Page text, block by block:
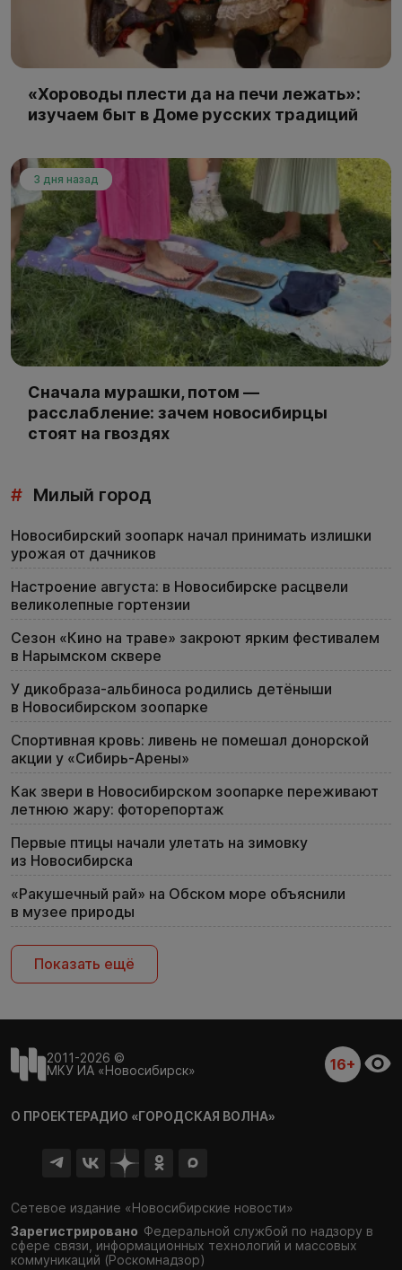
«Хороводы плести да на печи лежать»:
изучаем быт в Доме русских традиций
3 дня назад
Сначала мурашки, потом —
расслабление: зачем новосибирцы
стоят на гвоздях
# Милый город
Новосибирский зоопарк начал принимать излишки
урожая от дачников
Настроение августа: в Новосибирске расцвели
великолепные гортензии
Сезон «Кино на траве» закроют ярким фестивалем
в Нарымском сквере
У дикобраза-альбиноса родились детёныши
в Новосибирском зоопарке
Спортивная кровь: ливень не помешал донорской
акции у «Сибирь-Арены»
Как звери в Новосибирском зоопарке переживают
летнюю жару: фоторепортаж
Первые птицы начали улетать на зимовку
из Новосибирска
«Ракушечный рай» на Обском море объяснили
в музее природы
Показать ещё
2011-2026 ©
МКУ ИА «Новосибирск»
16+
О ПРОЕКТЕРАДИО «ГОРОДСКАЯ ВОЛНА»
Сетевое издание «Новосибирские новости»
Зарегистрировано Федеральной службой по надзору в
сфере связи, информационных технологий и массовых
коммуникаций (Роскомнадзор)